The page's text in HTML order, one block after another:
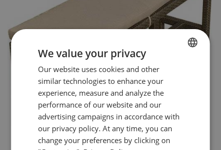
FRENCH
ENGLISH
We value your privacy
Our website uses cookies and other
similar technologies to enhance your
experience, measure and analyze the
performance of our website and our
advertising campaigns in accordance with
our privacy policy. At any time, you can
change your preferences by clicking on